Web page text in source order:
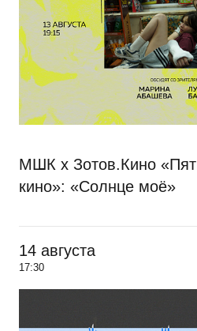
МШК х Зотов.Кино
кино»: «Солнце моё»
14 августа
17:30